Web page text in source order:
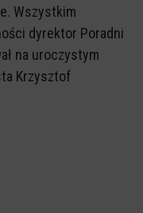
Wszystkim
dyrektor Poradni
na uroczystym
Krzysztof